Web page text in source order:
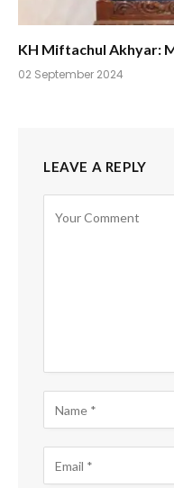
KH Miftachul Akhyar:
02 September 2024
LEAVE A REPLY